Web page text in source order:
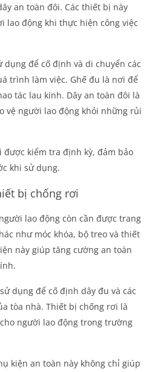
an toàn đôi. Các thiết bị này
lao động khi thực hiện công việc
dụng để cố định và di chuyển các
trình làm việc. Ghế đu là nơi để
tác lau kính. Dây an toàn đôi là
vệ người lao động khỏi những rủi
được kiểm tra định kỳ, đảm bảo
khi sử dụng.
bị chống rơi
lao động còn cần được trang
như móc khóa, bộ treo và thiết
này giúp tăng cường an toàn
dụng để cố định dây đu và các
tòa nhà. Thiết bị chống rơi là
người lao động trong trường
kiện an toàn này không chỉ giúp